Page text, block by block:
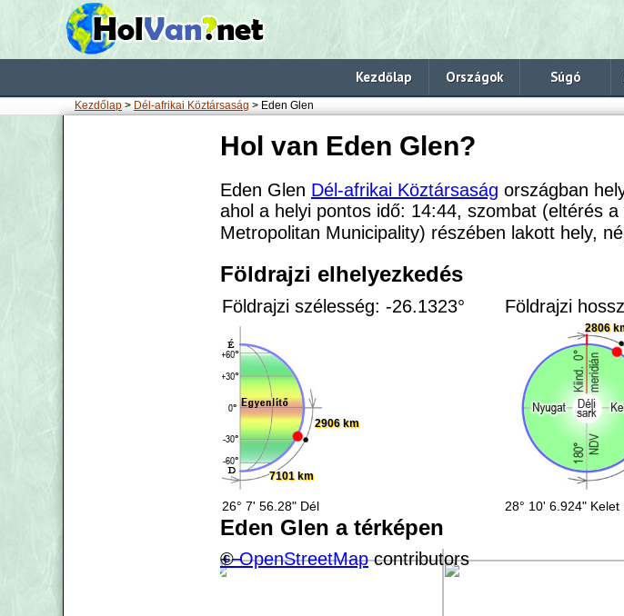
Kezdőlap Országok Súgó
Kezdőlap > Dél-afrikai Köztársaság > Eden Glen
Hol van Eden Glen?
Eden Glen Dél-afrikai Köztársaság országban
ahol a helyi pontos idő: 14:44, szombat (eltérés a
Metropolitan Municipality) részében lakott hely,
Földrajzi elhelyezkedés
Földrajzi szélesség: -26.1323°
7101 km
2906 km
26° 7' 56.28" Dél
Földrajzi
2806
28° 10' 6.924" Kelet
Eden Glen a térképen
+−
©OpenStreetMapcontributors